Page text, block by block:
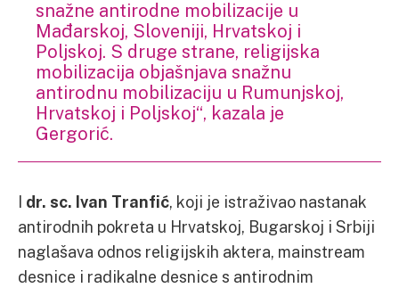
snažne antirodne mobilizacije u
Mađarskoj, Sloveniji, Hrvatskoj i
Poljskoj. S druge strane, religijska
mobilizacija objašnjava snažnu
antirodnu mobilizaciju u Rumunjskoj,
Hrvatskoj i Poljskoj“, kazala je
Gergorić.
I dr. sc. Ivan Tranfić, koji je istraživao nastanak
antirodnih pokreta u Hrvatskoj, Bugarskoj i Srbiji
naglašava odnos religijskih aktera, mainstream
desnice i radikalne desnice s antirodnim